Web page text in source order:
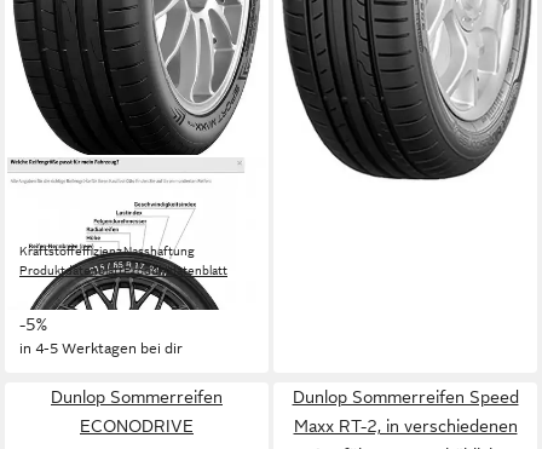
DUNLOP
Sommerreifen SP.MAXX RT-
Kraftstoffeffizienz
Produktdatenblatt
Nasshaftung
Produktdatenblatt
209,99 € UVP221,99 €
-5%
in 4-5 Werktagen bei dir
Dunlop Sommerreifen
ECONODRIVE
Dunlop Sommerreifen Speed
Maxx RT-2, in verschiedenen